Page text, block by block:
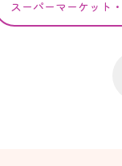
スーパーマーケット・